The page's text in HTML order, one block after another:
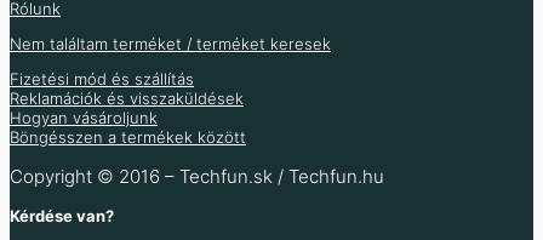
Raktáron 2 db Raktáron 29 db
(ÁFA nélkül
Rólunk
Nem találtam terméket / terméket keresek
Fizetési mód és szállítás
Reklamációk és visszaküldések
Hogyan vásároljunk
Böngésszen a termékek között
Copyright © 2016 – Techfun.sk / Techfun.hu
Kérdése van?